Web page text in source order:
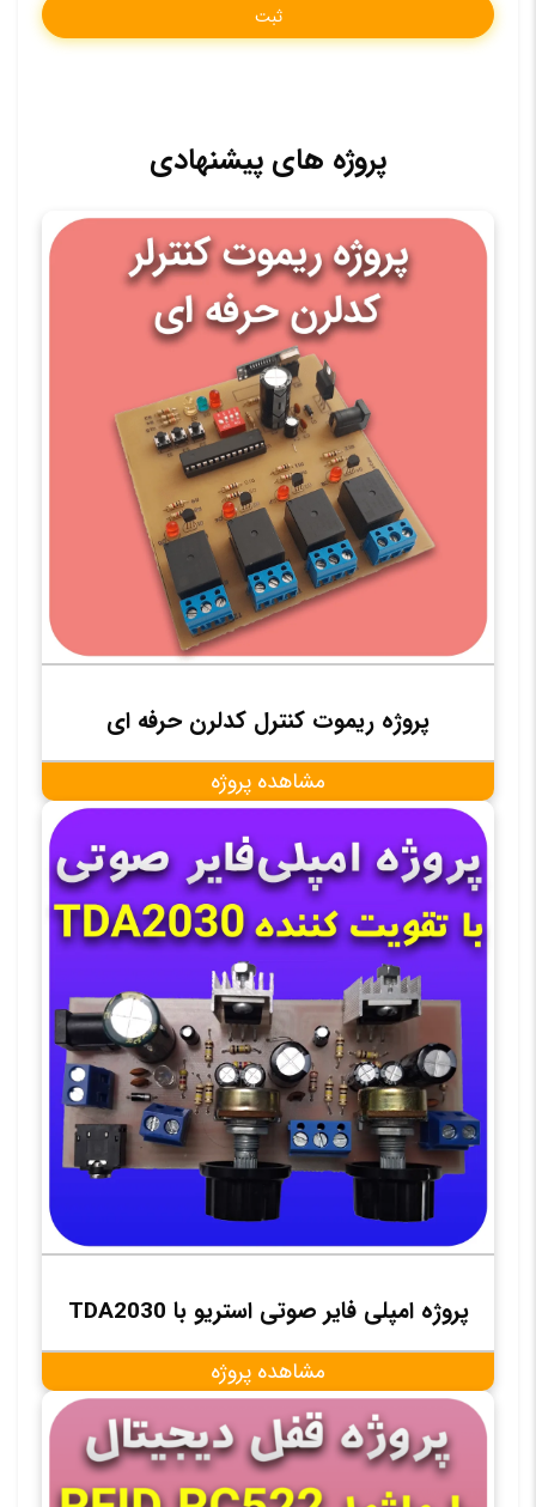
پروژه های پیشنهادی
پروژه ریموت کنترل کدلرن حرفه ای
مشاهده پروژه
پروژه امپلی فایر صوتی استریو با TDA2030
مشاهده پروژه